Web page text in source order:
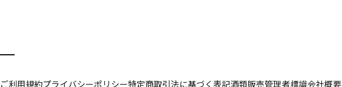
ご利用規約プライバシーポリシー特定商取引法に基づく表記酒類販売管理者標識会社概要